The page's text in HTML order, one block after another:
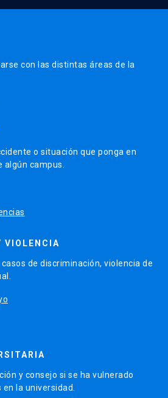
con las distintas áreas de la
o situación que ponga en
campus.
VIOLENCIA
de discriminación, violencia de
y consejo si se ha vulnerado
la universidad.